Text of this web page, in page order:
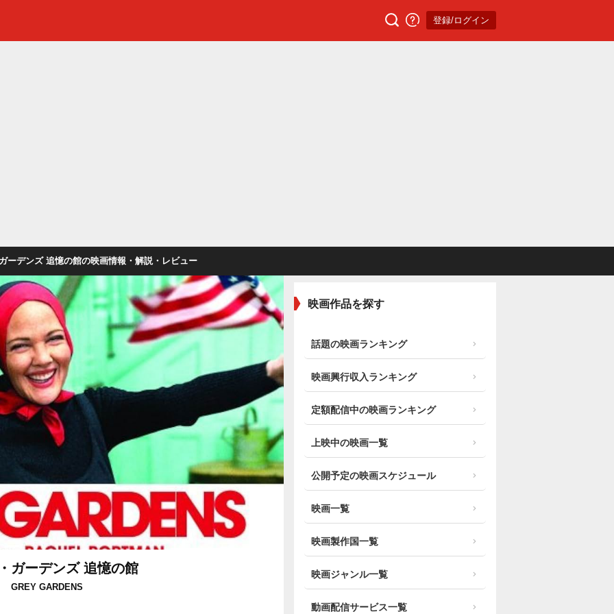
登録/ログイン
ーデンズ 追憶の館の映画情報・解説・レビュー
ガーデンズ 追憶の館
GREY GARDENS
映画作品を探す
話題の映画ランキング
映画興行収入ランキング
定額配信中の映画ランキング
上映中の映画一覧
公開予定の映画スケジュール
映画一覧
映画製作国一覧
映画ジャンル一覧
動画配信サービス一覧